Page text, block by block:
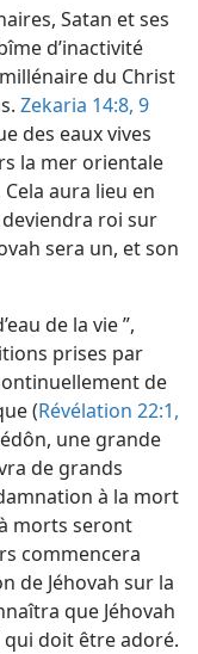
Satan et ses
d’inactivité
du Christ
Zekaria 14:8, 9
des eaux vives
la mer orientale
aura lieu en
deviendra roi sur
sera un, et son
de la vie ”,
prises par
de
(Révélation 22:1,
une grande
de grands
à la mort
morts seront
commencera
de Jéhovah sur la
que Jéhovah
qui doit être adoré.